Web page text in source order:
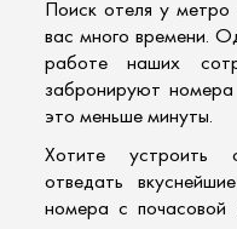
Поиск отеля у метро
вас много времени.
работе наших
забронируют номера
это меньше минуты.
Хотите устроить
отведать
номера с почасовой